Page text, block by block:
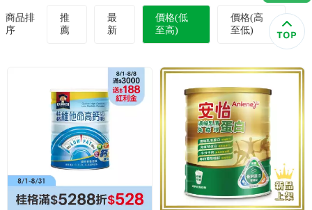
食品／健康食補
名人嚴選
優惠券查詢
商品排
序
推
薦
最
新
價格(低
至高)
價格(高
至低)